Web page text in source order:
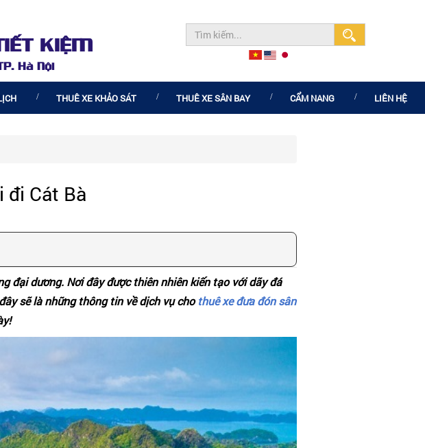
KIỆM
Hà Nội
THUÊ XE KHẢO SÁT THUÊ XE SÂN BAY CẨM NANG LIÊN HỆ
đi Cát Bà
đại dương. Nơi đây được thiên nhiên kiến tạo với dãy đá
sẽ là những thông tin về dịch vụ chothuê xe đưa đón sân